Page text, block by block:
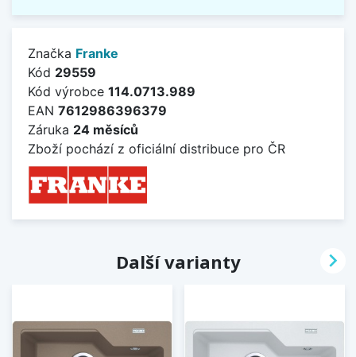
Značka Franke
Kód 29559
Kód výrobce 114.0713.989
EAN 7612986396379
Záruka 24 měsíců
Zboží pochází z oficiální distribuce pro ČR
Další varianty 